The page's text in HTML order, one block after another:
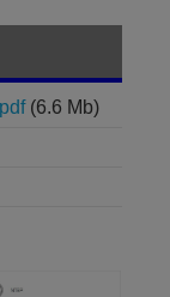
(6.6 Mb)